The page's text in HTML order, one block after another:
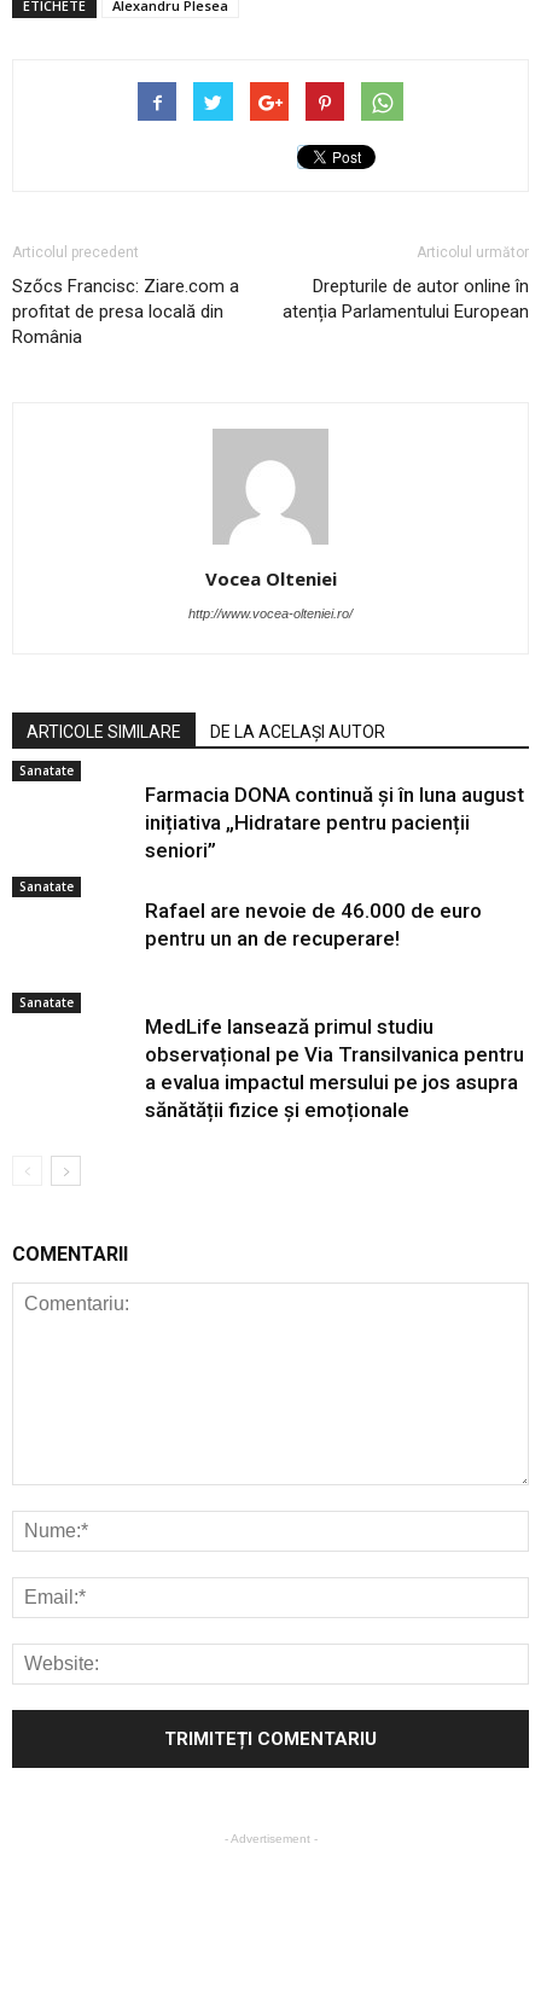
ETICHETE Alexandru Plesea
Articolul precedent
Szőcs Francisc: Ziare.com a
profitat de presa locală din
România
Articolul următor
Drepturile de autor online în
atenția Parlamentului European
Vocea Olteniei
http://www.vocea-olteniei.ro/
ARTICOLE SIMILARE DE LA ACELAȘI AUTOR
Sanatate
Farmacia DONA continuă și în luna august
inițiativa „Hidratare pentru pacienții
seniori”
Sanatate
Rafael are nevoie de 46.000 de euro
pentru un an de recuperare!
Sanatate
MedLife lansează primul studiu
observațional pe Via Transilvanica pentru
a evalua impactul mersului pe jos asupra
sănătății fizice și emoționale
COMENTARII
- Advertisement -